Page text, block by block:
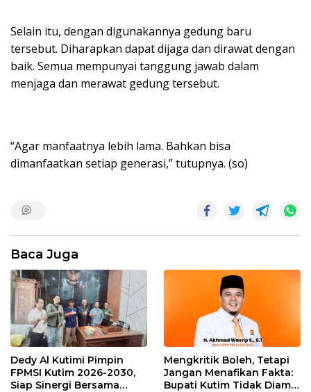
Selain itu, dengan digunakannya gedung baru
tersebut. Diharapkan dapat dijaga dan dirawat dengan
baik. Semua mempunyai tanggung jawab dalam
menjaga dan merawat gedung tersebut.
“Agar manfaatnya lebih lama. Bahkan bisa
dimanfaatkan setiap generasi,” tutupnya. (so)
Baca Juga
Dedy Al Kutimi Pimpin
FPMSI Kutim 2026-2030,
Siap Sinergi Bersama
Mengkritik Boleh, Tetapi
Jangan Menafikan Fakta:
Bupati Kutim Tidak Diam